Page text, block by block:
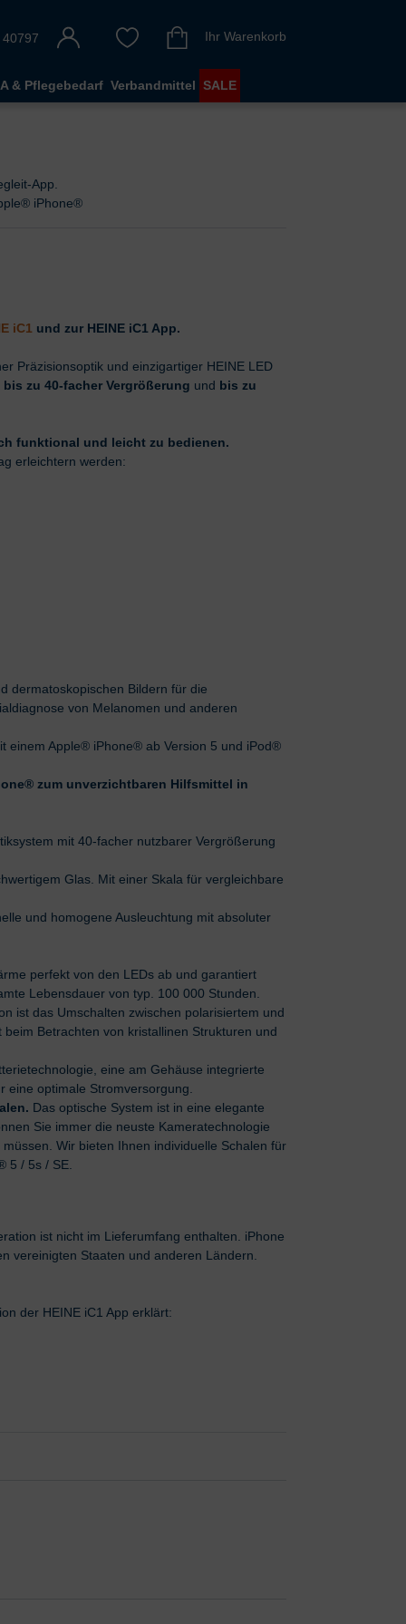
Ihr Warenkorb
& Pflegebedarf Verbandmittel SALE
App.
iPhone®
iC1 und zur HEINE iC1 App.
Präzisionsoptik und einzigartiger HEINE LED
bis zu 40-facher Vergrößerung und bis zu
funktional und leicht zu bedienen.
erleichtern werden:
dermatoskopischen Bildern für die
von Melanomen und anderen
einem Apple® iPhone® ab Version 5 und iPod®
zum unverzichtbaren Hilfsmittel in
mit 40-facher nutzbarer Vergrößerung
Glas. Mit einer Skala für vergleichbare
und homogene Ausleuchtung mit absoluter
perfekt von den LEDs ab und garantiert
Lebensdauer von typ. 100 000 Stunden.
ist das Umschalten zwischen polarisiertem und
Betrachten von kristallinen Strukturen und
eine am Gehäuse integrierte
eine optimale Stromversorgung.
Das optische System ist in eine elegante
Sie immer die neuste Kameratechnologie
Wir bieten Ihnen individuelle Schalen für
5 / 5s / SE.
ist nicht im Lieferumfang enthalten. iPhone
vereinigten Staaten und anderen Ländern.
der HEINE iC1 App erklärt: